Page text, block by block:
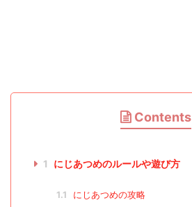
Contents
1 にじあつめのルールや遊び方
1.1 にじあつめの攻略